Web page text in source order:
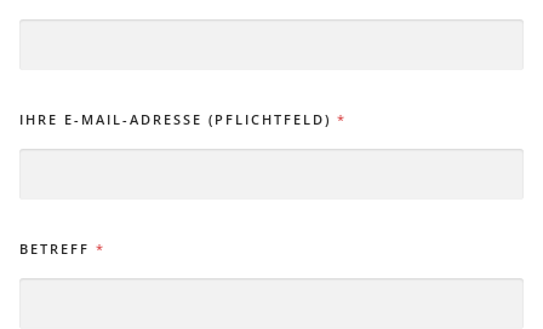
IHRE E-MAIL-ADRESSE (PFLICHTFELD) *
BETREFF *